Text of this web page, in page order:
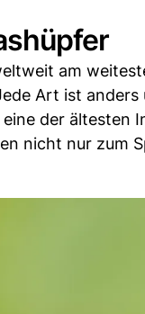
am
Art ist
der ältesten
nicht nur zum